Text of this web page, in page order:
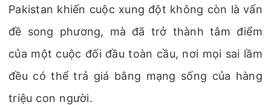
Pakistan khiến cuộc xung đột không còn là vấn
đề song phương, mà đã trở thành tâm điểm
của một cuộc đối đầu toàn cầu, nơi mọi sai lầm
đều có thể trả giá bằng mạng sống của hàng
triệu con người.